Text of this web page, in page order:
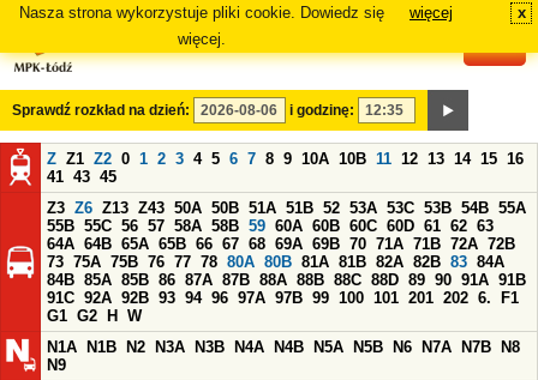
Nasza strona wykorzystuje pliki cookie. Dowiedz się
więcej.
więcej x
Sprawdź rozkład na dzień: i godzinę:
Z Z1 Z2 0 1 2 3 4 5 6 7 8 9 10A 10B 11 12 13 14 15 16
41 43 45
Z3 Z6 Z13 Z43 50A 50B 51A 51B 52 53A 53C 53B 54B 55A
55B 55C 56 57 58A 58B 59 60A 60B 60C 60D 61 62 63
64A 64B 65A 65B 66 67 68 69A 69B 70 71A 71B 72A 72B
73 75A 75B 76 77 78 80A 80B 81A 81B 82A 82B 83 84A
84B 85A 85B 86 87A 87B 88A 88B 88C 88D 89 90 91A 91B
91C 92A 92B 93 94 96 97A 97B 99 100 101 201 202 6.
F1
G1 G2 H
W
N1A
N1B N2 N3A N3B N4A N4B N5A N5B N6 N7A N7B
N8
N9